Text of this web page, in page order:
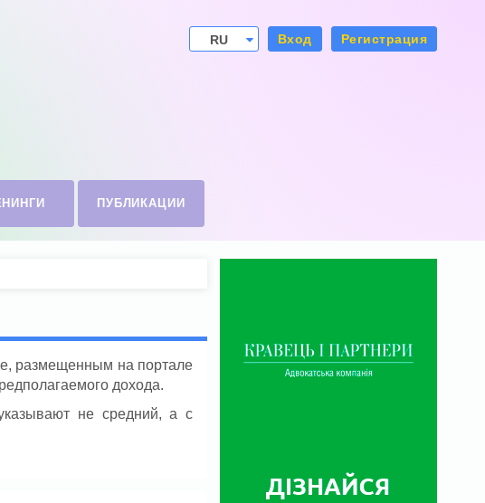
RU
Вход Регистрация
ПУБЛИКАЦИИ
размещенным на портале
дохода.
не средний, а с